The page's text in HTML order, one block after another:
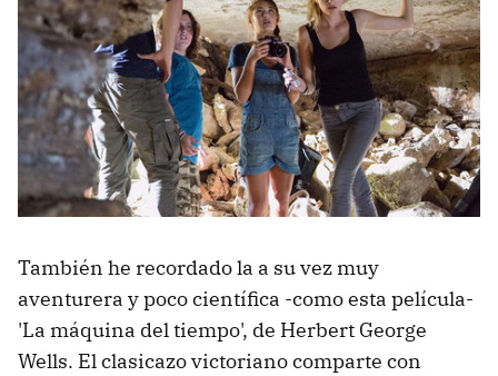
También he recordado la a su vez muy
aventurera y poco científica -como esta película-
'La máquina del tiempo', de Herbert George
Wells. El clasicazo victoriano comparte con